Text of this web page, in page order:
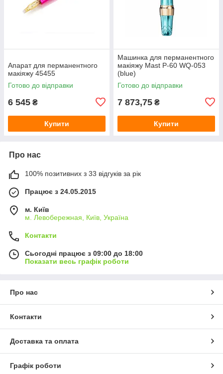
Апарат для перманентного
макіяжу 45455
Готово до відправки
6 545 ₴
Купити
Машинка для перманентного
макіяжу Mast P-60 WQ-053
(blue)
Готово до відправки
7 873,75 ₴
Купити
Про нас
100% позитивних з 33 відгуків за рік
Працює з 24.05.2015
м. Київ
м. Левобережная, Київ, Україна
Контакти
Сьогодні працює з 09:00 до 18:00
Показати весь графік роботи
Про нас
Контакти
Доставка та оплата
Графік роботи